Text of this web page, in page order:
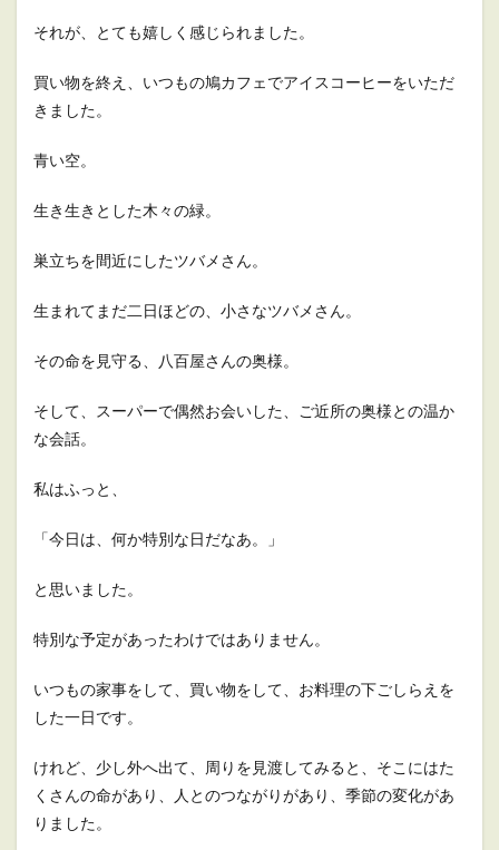
それが、とても嬉しく感じられました。
買い物を終え、いつもの鳩カフェでアイスコーヒーをいただ
きました。
青い空。
生き生きとした木々の緑。
巣立ちを間近にしたツバメさん。
生まれてまだ二日ほどの、小さなツバメさん。
その命を見守る、八百屋さんの奥様。
そして、スーパーで偶然お会いした、ご近所の奥様との温か
な会話。
私はふっと、
「今日は、何か特別な日だなあ。」
と思いました。
特別な予定があったわけではありません。
いつもの家事をして、買い物をして、お料理の下ごしらえを
した一日です。
けれど、少し外へ出て、周りを見渡してみると、そこにはた
くさんの命があり、人とのつながりがあり、季節の変化があ
りました。